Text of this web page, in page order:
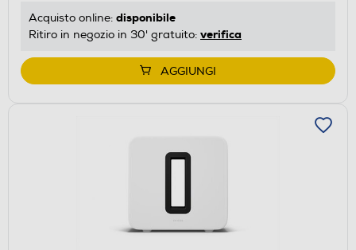
Acquisto online: disponibile
Ritiro in negozio in 30' gratuito: verifica
AGGIUNGI